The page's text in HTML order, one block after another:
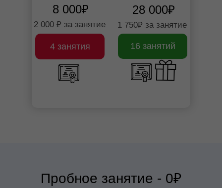
4 занятия 16 занятий
2 000 ₽ за занятие
8 000₽
1 750₽ за занятие
28 000₽
Пробное занятие - 0₽